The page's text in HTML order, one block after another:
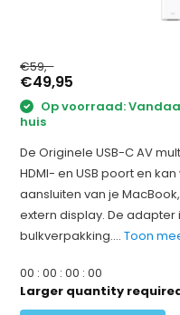
€59,-
€49,95
Op voorraad:
huis
De Originele USB-C AV
HDMI- en USB poort en
aansluiten van je
extern display. De
bulkverpakking....Toon
00 :00 :00 :00
Larger quantity